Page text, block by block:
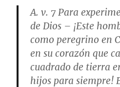
A. v. 7 Para
de Dios – ¡Este
como peregrino en
en su corazón que
cuadrado de tierra
hijos para siempre!